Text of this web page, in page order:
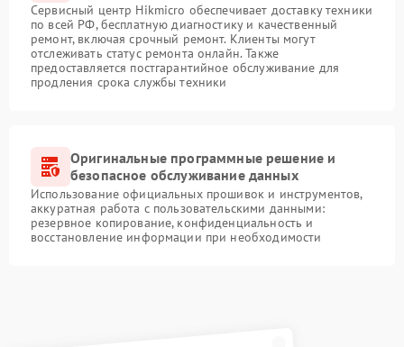
Сервисный центр Hikmicro обеспечивает доставку техники
по всей РФ, бесплатную диагностику и качественный
ремонт, включая срочный ремонт. Клиенты могут
отслеживать статус ремонта онлайн. Также
предоставляется постгарантийное обслуживание для
продления срока службы техники
Оригинальные программные решение и
безопасное обслуживание данных
Использование официальных прошивок и инструментов,
аккуратная работа с пользовательскими данными:
резервное копирование, конфиденциальность и
восстановление информации при необходимости